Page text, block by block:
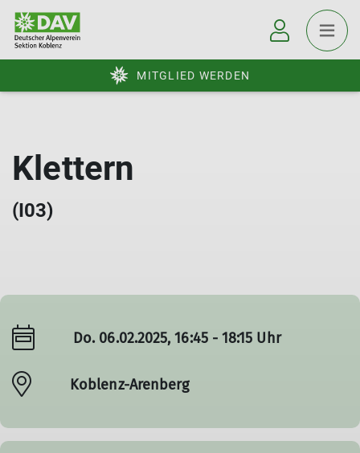
MITGLIED WERDEN
Klettern
(I03)
Do. 06.02.2025, 16:45 - 18:15 Uhr
Koblenz-Arenberg